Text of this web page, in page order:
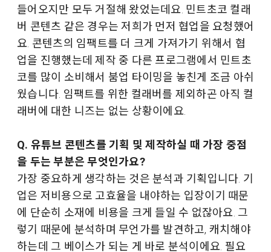
들어오지만 모두 거절해 왔었는데요. 민트초코 컬래
버 콘텐츠 같은 경우는 저희가 먼저 협업을 요청했어
요. 콘텐츠의 임팩트를 더 크게 가져가기 위해서 협
업을 진행했는데 제작 중 다른 프로그램에서 민트초
코를 많이 소비해서 붐업 타이밍을 놓친게 조금 아쉬
웠습니다. 임팩트를 위한 컬래버를 제외하곤 아직 컬
래버에 대한 니즈는 없는 상황이에요.
Q. 유튜브 콘텐츠를 기획 및 제작하실 때 가장 중점
을 두는 부분은 무엇인가요?
가장 중요하게 생각하는 것은 분석과 기획입니다. 기
업은 저비용으로 고효율을 내야하는 입장이기 때문
에 단순히 소재에 비용을 크게 들일 수 없잖아요. 그
렇기 때문에 분석하며 무언가를 발견하고, 캐치해야
하는데 그 베이스가 되는 게 바로 분석이에요. 필요